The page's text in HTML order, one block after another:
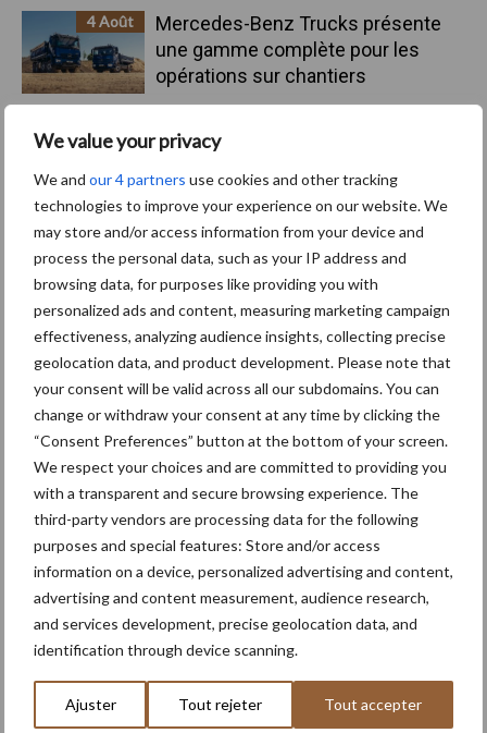
We value your privacy
We and our 4 partners use cookies and other tracking
technologies to improve your experience on our website. We
may store and/or access information from your device and
process the personal data, such as your IP address and
browsing data, for purposes like providing you with
personalized ads and content, measuring marketing campaign
effectiveness, analyzing audience insights, collecting precise
geolocation data, and product development. Please note that
your consent will be valid across all our subdomains. You can
change or withdraw your consent at any time by clicking the
“Consent Preferences” button at the bottom of your screen.
We respect your choices and are committed to providing you
with a transparent and secure browsing experience. The
third-party vendors are processing data for the following
purposes and special features: Store and/or access
information on a device, personalized advertising and content,
advertising and content measurement, audience research,
and services development, precise geolocation data, and
identification through device scanning.
Ajuster Tout rejeter Tout accepter
4 Août
Mercedes-Benz Trucks présente
une gamme complète pour les
opérations sur chantiers
3 Août
Le Strator, un nouveau camion à
3 Août
Pöttinger lance le Top V 6520 C, un
nouvel andaineur porté deux
toupies
31 Juil
Nooteboom et Rheinmetall
présentent une remorque militaire
avancée à huit essieux
En savoir plus